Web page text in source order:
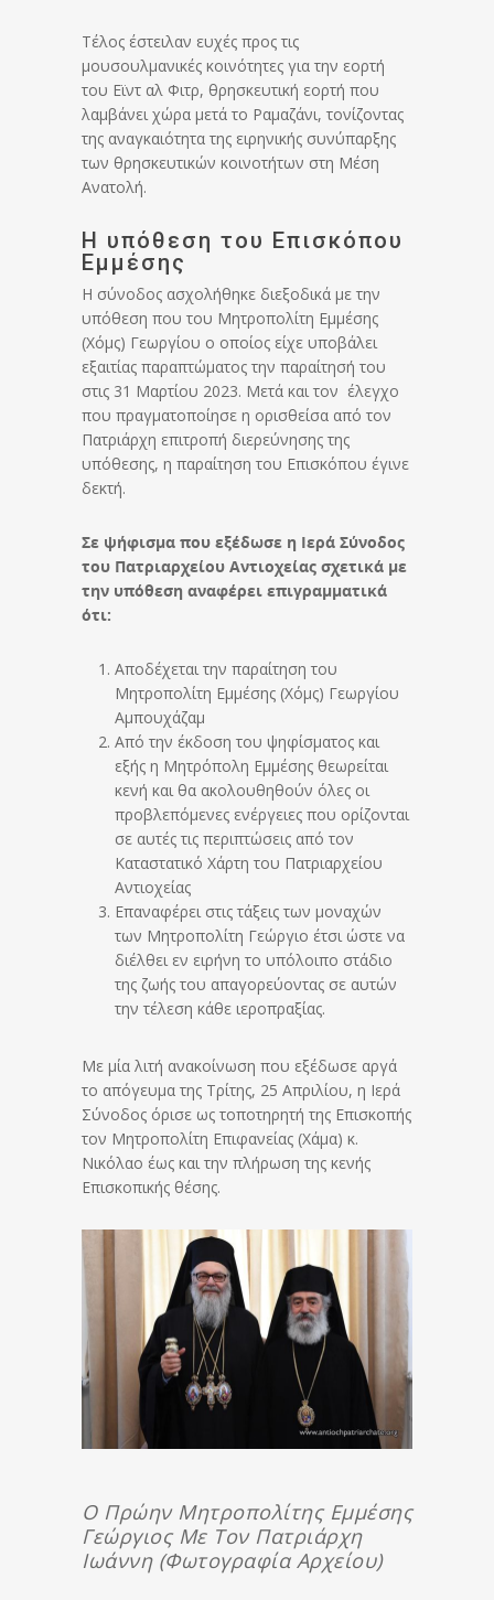
Τέλος έστειλαν ευχές προς τις
μουσουλμανικές κοινότητες για την εορτή
του Εϊντ αλ Φιτρ, θρησκευτική εορτή που
λαμβάνει χώρα μετά το Ραμαζάνι, τονίζοντας
της αναγκαιότητα της ειρηνικής συνύπαρξης
των θρησκευτικών κοινοτήτων στη Μέση
Ανατολή.
Η υπόθεση του Επισκόπου
Εμμέσης
Η σύνοδος ασχολήθηκε διεξοδικά με την
υπόθεση που του Μητροπολίτη Εμμέσης
(Χόμς) Γεωργίου ο οποίος είχε υποβάλει
εξαιτίας παραπτώματος την παραίτησή του
στις 31 Μαρτίου 2023. Μετά και τον έλεγχο
που πραγματοποίησε η ορισθείσα από τον
Πατριάρχη επιτροπή διερεύνησης της
υπόθεσης, η παραίτηση του Επισκόπου έγινε
δεκτή.
Σε ψήφισμα που εξέδωσε η Ιερά Σύνοδος
του Πατριαρχείου Αντιοχείας σχετικά με
την υπόθεση αναφέρει επιγραμματικά
ότι:
Αποδέχεται την παραίτηση του
Μητροπολίτη Εμμέσης (Χόμς) Γεωργίου
Αμπουχάζαμ
Από την έκδοση του ψηφίσματος και
εξής η Μητρόπολη Εμμέσης θεωρείται
κενή και θα ακολουθηθούν όλες οι
προβλεπόμενες ενέργειες που ορίζονται
σε αυτές τις περιπτώσεις από τον
Καταστατικό Χάρτη του Πατριαρχείου
Αντιοχείας
Επαναφέρει στις τάξεις των μοναχών
των Μητροπολίτη Γεώργιο έτσι ώστε να
διέλθει εν ειρήνη το υπόλοιπο στάδιο
της ζωής του απαγορεύοντας σε αυτών
την τέλεση κάθε ιεροπραξίας.
Με μία λιτή ανακοίνωση που εξέδωσε αργά
το απόγευμα της Τρίτης, 25 Απριλίου, η Ιερά
Σύνοδος όρισε ως τοποτηρητή της Επισκοπής
τον Μητροπολίτη Επιφανείας (Χάμα) κ.
Νικόλαο έως και την πλήρωση της κενής
Επισκοπικής θέσης.
Ο Πρώην Μητροπολίτης Εμμέσης
Γεώργιος Με Τον Πατριάρχη
Ιωάννη (Φωτογραφία Αρχείου)